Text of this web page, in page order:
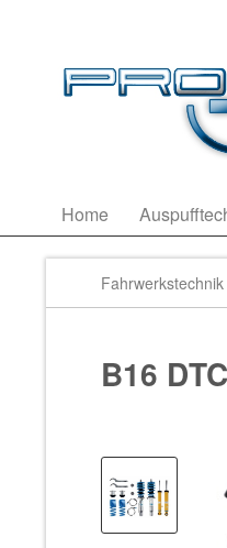
Home
Fahrwerkstechnik
B16